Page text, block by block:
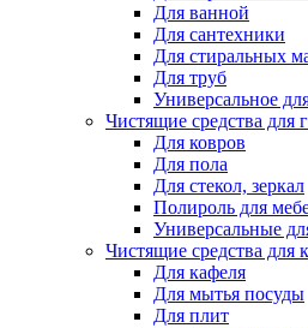
Для ванной
Для сантехники
Для стиральных
Для труб
Универсальное
Чистящие средства для
Для ковров
Для пола
Для стекол, зеркал
Полироль для
Универсальные
Чистящие средства для
Для кафеля
Для мытья посуды
Для плит